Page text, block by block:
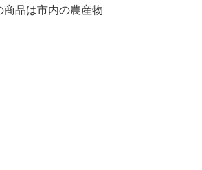
品は市内の農産物